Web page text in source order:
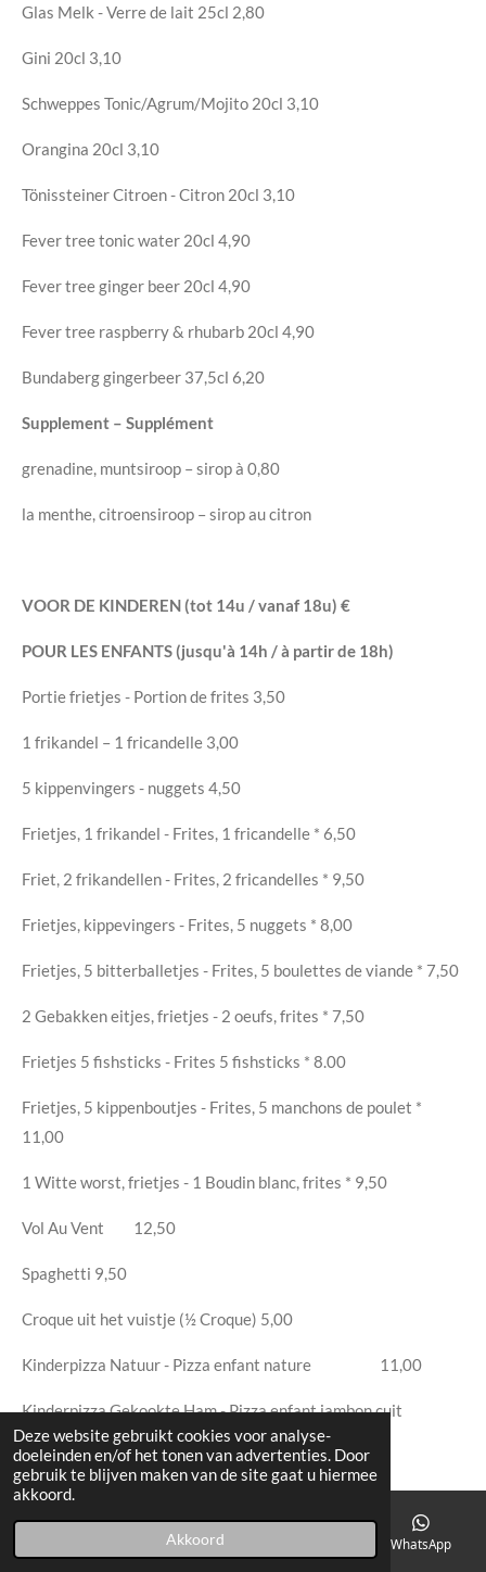
Deze website gebruikt cookies voor analyse-
doeleinden en/of het tonen van advertenties. Door
gebruik te blijven maken van de site gaat u hiermee
akkoord.
Akkoord
Glas Melk - Verre de lait 25cl 2,80
Gini 20cl 3,10
Schweppes Tonic/Agrum/Mojito 20cl 3,10
Orangina 20cl 3,10
Tönissteiner Citroen - Citron 20cl 3,10
Fever tree tonic water 20cl 4,90
Fever tree ginger beer 20cl 4,90
Fever tree raspberry & rhubarb 20cl 4,90
Bundaberg gingerbeer 37,5cl 6,20
Supplement – Supplément
grenadine, muntsiroop – sirop à 0,80
la menthe, citroensiroop – sirop au citron
VOOR DE KINDEREN(tot 14u / vanaf 18u) €
POUR LES ENFANTS(jusqu'à 14h / à partir de 18h)
Portie frietjes - Portion de frites 3,50
1 frikandel – 1 fricandelle 3,00
5 kippenvingers - nuggets 4,50
Frietjes, 1 frikandel - Frites, 1 fricandelle * 6,50
Friet, 2 frikandellen - Frites, 2 fricandelles * 9,50
Frietjes, kippevingers - Frites, 5 nuggets * 8,00
Frietjes, 5 bitterballetjes - Frites, 5 boulettes de viande * 7,50
2 Gebakken eitjes, frietjes - 2 oeufs, frites * 7,50
Frietjes 5 fishsticks - Frites 5 fishsticks * 8.00
Frietjes, 5 kippenboutjes - Frites, 5 manchons de poulet *
11,00
1 Witte worst, frietjes - 1 Boudin blanc, frites * 9,50
Vol Au Vent 12,50
Spaghetti 9,50
Croque uit het vuistje (½ Croque) 5,00
Kinderpizza Natuur - Pizza enfant nature 11,00
Kinderpizza Gekookte Ham - Pizza enfant jambon cuit
12,50
Kinderpizza Hawaï - Pizza enfant Hawaï 13,50
* met appelmoes – avec la compote de pommes
Kaart WhatsApp